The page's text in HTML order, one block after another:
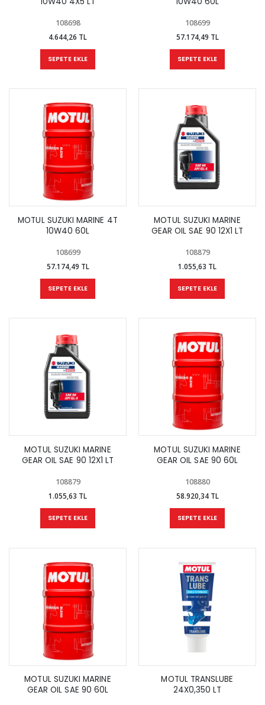
108698
4.644,26 TL
SEPETE EKLE
108699
57.174,49 TL
SEPETE EKLE
MOTUL SUZUKI MARINE 4T
10W40 60L
108699
57.174,49 TL
SEPETE EKLE
MOTUL SUZUKI MARINE
GEAR OIL SAE 90 12X1 LT
108879
1.055,63 TL
SEPETE EKLE
MOTUL SUZUKI MARINE
GEAR OIL SAE 90 12X1 LT
108879
1.055,63 TL
SEPETE EKLE
MOTUL SUZUKI MARINE
GEAR OIL SAE 90 60L
108880
58.920,34 TL
SEPETE EKLE
MOTUL SUZUKI MARINE
GEAR OIL SAE 90 60L
MOTUL TRANSLUBE
24X0,350 LT